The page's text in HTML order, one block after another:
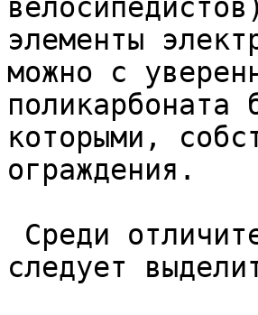
элементы
можно с
которыми,
ограждения.
следует